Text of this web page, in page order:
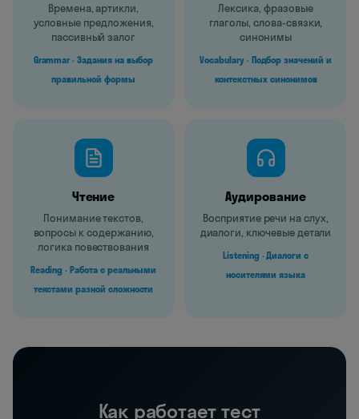
Времена, артикли,
условные предложения,
пассивный залог
Grammar · Задания на выбор
правильной формы
Лексика, фразовые
глаголы, слова-связки,
синонимы
Vocabulary · Подбор значений и
контекстных синонимов
Чтение
Понимание текстов,
вопросы к содержанию,
логика повествования
Reading · Работа с реальными
текстами разной сложности
Аудирование
Восприятие речи на слух,
диалоги, ключевые детали
Listening · Диалоги с
носителями языка
Как работает тест